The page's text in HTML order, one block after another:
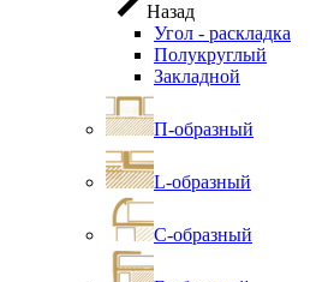
Назад
Угол - раскладка
Полукруглый
Закладной
П-образный
L-образный
С-образный